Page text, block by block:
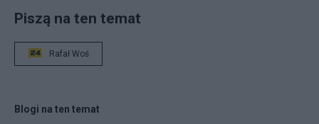
Piszą na ten temat
Rafał Woś
Blogi na ten temat